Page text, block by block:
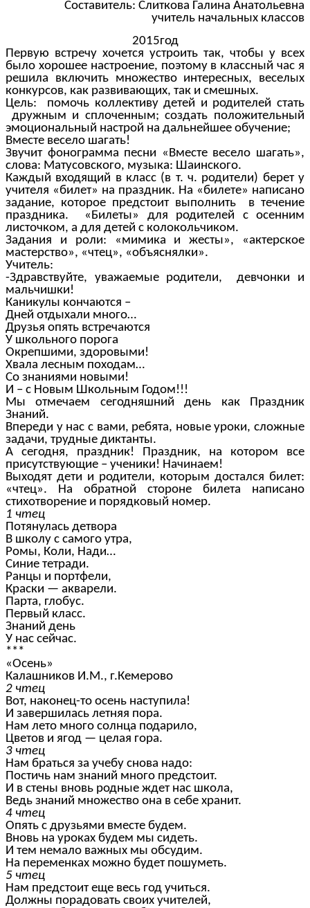
Составитель: Слиткова Галина Анатольевна
учитель начальных классов
2015год
Первую встречу хочется устроить так, чтобы у всех
было хорошее настроение, поэтому в классный час я
решила включить множество интересных, веселых
конкурсов, как развивающих, так и смешных.
Цель: помочь коллективу детей и родителей стать
дружным и сплоченным; создать положительный
эмоциональный настрой на дальнейшее обучение;
Вместе весело шагать!
Звучит фонограмма песни «Вместе весело шагать»,
слова: Матусовского, музыка: Шаинского.
Каждый входящий в класс (в т. ч. родители) берет у
учителя «билет» на праздник. На «билете» написано
задание, которое предстоит выполнить в течение
праздника. «Билеты» для родителей с осенним
листочком, а для детей с колокольчиком.
Задания и роли: «мимика и жесты», «актерское
мастерство», «чтец», «объяснялки».
Учитель:
-Здравствуйте, уважаемые родители, девчонки и
мальчишки!
Каникулы кончаются –
Дней отдыхали много…
Друзья опять встречаются
У школьного порога
Окрепшими, здоровыми!
Хвала лесным походам…
Со знаниями новыми!
И – с Новым Школьным Годом!!!
Мы отмечаем сегодняшний день как Праздник
Знаний.
Впереди у нас с вами, ребята, новые уроки, сложные
задачи, трудные диктанты.
А сегодня, праздник! Праздник, на котором все
присутствующие – ученики! Начинаем!
Выходят дети и родители, которым достался билет:
«чтец». На обратной стороне билета написано
стихотворение и порядковый номер.
1 чтец
Потянулась детвора
В школу с самого утра,
Ромы, Коли, Нади…
Синие тетради.
Ранцы и портфели,
Краски — акварели.
Парта, глобус.
Первый класс.
Знаний день
У нас сейчас.
***
«Осень»
Калашников И.М., г.Кемерово
2 чтец
Вот, наконец-то осень наступила!
И завершилась летняя пора.
Нам лето много солнца подарило,
Цветов и ягод — целая гора.
3 чтец
Нам браться за учебу снова надо:
Постичь нам знаний много предстоит.
И в стены вновь родные ждет нас школа,
Ведь знаний множество она в себе хранит.
4 чтец
Опять с друзьями вместе будем.
Вновь на уроках будем мы сидеть.
И тем немало важных мы обсудим.
На переменках можно будет пошуметь.
5 чтец
Нам предстоит еще весь год учиться.
Должны порадовать своих учителей,